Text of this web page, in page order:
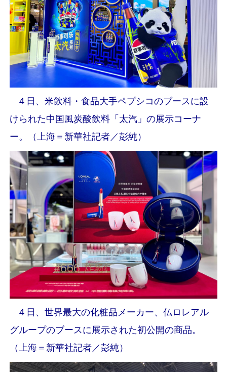
４日、米飲料・食品大手ペプシコのブースに設
けられた中国風炭酸飲料「太汽」の展示コーナ
ー。（上海＝新華社記者／彭純）
４日、世界最大の化粧品メーカー、仏ロレアル
グループのブースに展示された初公開の商品。
（上海＝新華社記者／彭純）